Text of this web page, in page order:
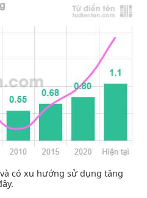
có xu hướng sử dụng tăng